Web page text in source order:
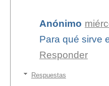
Anónimo
Para qué sirve
Responder
Respuestas